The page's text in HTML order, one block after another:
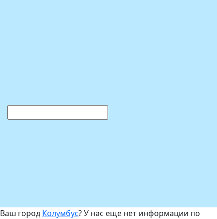
Ваш город Колумбус? У нас еще нет информации по